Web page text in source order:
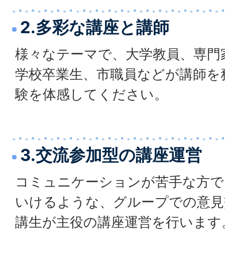
2.多彩な講座と講師
様々なテーマで、大学教員、専
学校卒業生、市職員などが講師
験を体感してください。
3.交流参加型の講座運営
コミュニケーションが苦手な方
いけるような、グループでの意
講生が主役の講座運営を行います